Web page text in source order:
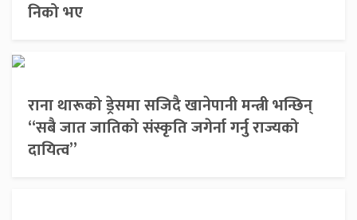
निको भए
राना थारूको ड्रेसमा सजिदै खानेपानी मन्त्री भन्छिन्
“सबै जात जातिको संस्कृति जगेर्ना गर्नु राज्यको
दायित्व”